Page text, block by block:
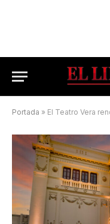
Portada » El Teatro Vera